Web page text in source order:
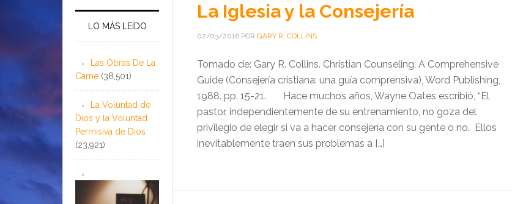
La Iglesia y la Consejería
02/03/2016 POR GARY R. COLLINS
Tomado de: Gary R. Collins. Christian Counseling: A Comprehensive
Guide (Consejería cristiana: una guía comprensiva), Word Publishing,
1988. pp. 15-21. Hace muchos años, Wayne Oates escribió, “El
pastor, independientemente de su entrenamiento, no goza del
privilegio de elegir si va a hacer consejería con su gente o no. Ellos
inevitablemente traen sus problemas a […]
LO MÁS LEÍDO
Las Obras De La
Carne (38,501)
La Voluntad de
Dios y la Voluntad
Permisiva de Dios
(23,921)